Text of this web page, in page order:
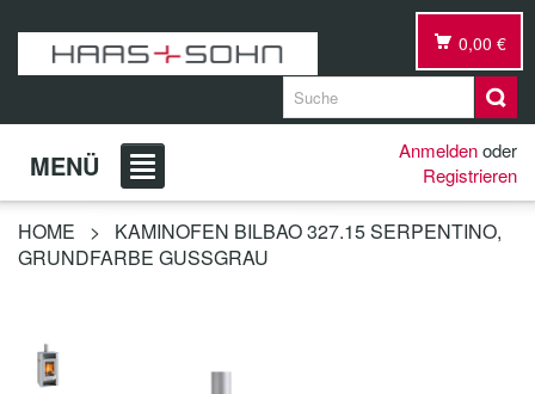
0,00 €
MENÜ Anmeldenoder
Registrieren
HOME >
KAMINOFEN BILBAO 327.15 SERPENTINO,
GRUNDFARBE GUSSGRAU